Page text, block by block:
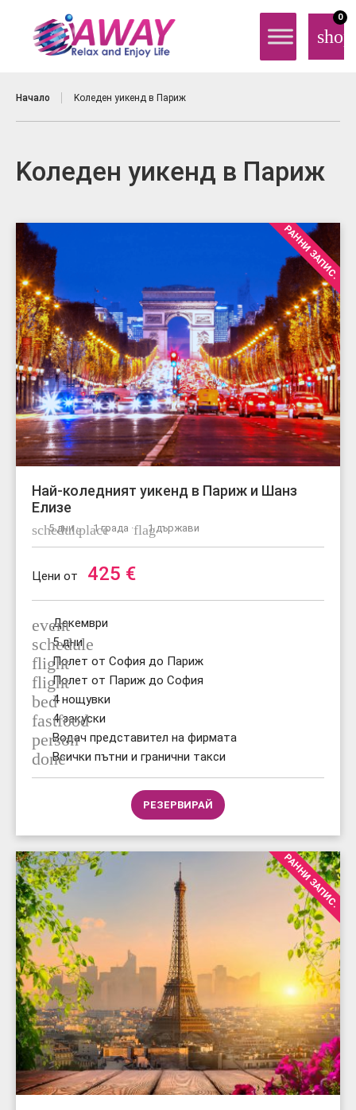
0
Начало Kоледен уикенд в Париж
Kоледен уикенд в Париж
РАННИ ЗАПИС.
Най-коледният уикенд в Париж и Шанз
Елизе
schedule
5 дни ·place1 града ·flag1 държави
Цени от 425 €
event
Декември
schedule
5 дни
flightПолет от София до Париж
flightПолет от Париж до София
bed4 нощувки
fastfood
4 закуски
person
Водач представител на фирмата
doneВсички пътни и гранични такси
РЕЗЕРВИРАЙ
РАННИ ЗАПИС.